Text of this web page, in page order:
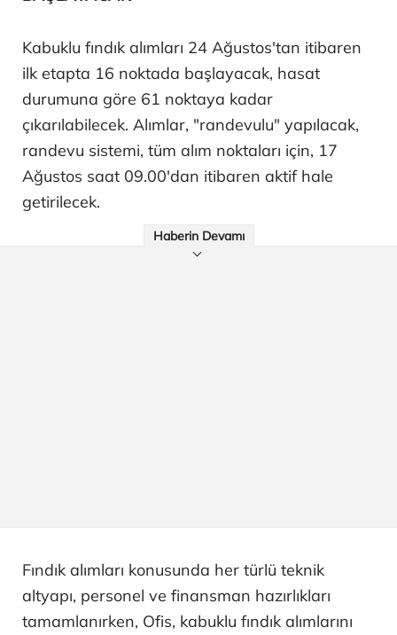
Kabuklu fındık alımları 24 Ağustos'tan itibaren
ilk etapta 16 noktada başlayacak, hasat
durumuna göre 61 noktaya kadar
çıkarılabilecek. Alımlar, "randevulu" yapılacak,
randevu sistemi, tüm alım noktaları için, 17
Ağustos saat 09.00'dan itibaren aktif hale
getirilecek.
Haberin Devamı
Fındık alımları konusunda her türlü teknik
altyapı, personel ve finansman hazırlıkları
tamamlanırken, Ofis, kabuklu fındık alımlarını